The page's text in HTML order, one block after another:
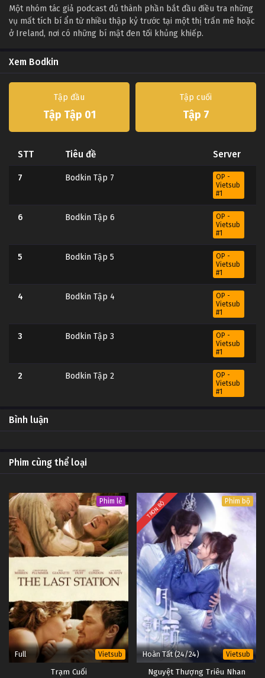
Một nhóm tác giả podcast đủ thành phần bắt đầu điều tra những
vụ mất tích bí ẩn từ nhiều thập kỷ trước tại một thị trấn mê hoặc
ở Ireland, nơi có những bí mật đen tối khủng khiếp.
Xem Bodkin
Tập đầu
Tập Tập 01
Tập cuối
Tập 7
STT Tiêu đề Server
7 Bodkin Tập 7
OP -
Vietsub
#1
6 Bodkin Tập 6
OP -
Vietsub
#1
5 Bodkin Tập 5
OP -
Vietsub
#1
4 Bodkin Tập 4
OP -
Vietsub
#1
3 Bodkin Tập 3
OP -
Vietsub
#1
2 Bodkin Tập 2
OP -
Vietsub
#1
1
#1
Bình luận
Phim cùng thể loại
Phim lẻ
Full Vietsub
Trạm Cuối
TRỌN BỘ Phim bộ
Hoàn Tất (24/24) Vietsub
Nguyệt Thượng Triêu Nhan